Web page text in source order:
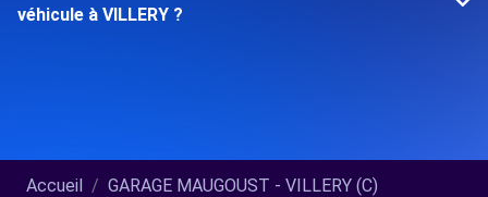
véhicule à VILLERY ?
Accueil GARAGE MAUGOUST - VILLERY (C)